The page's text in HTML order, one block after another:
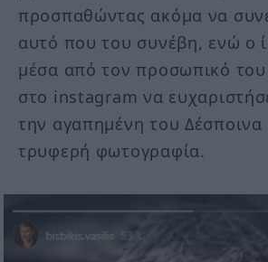
προσπαθώντας ακόμα να
αυτό που του συνέβη, ενώ ο
μέσα από τον προσωπικό
στο instagram να
την αγαπημένη του Δέσποινα
τρυφερή φωτογραφία.